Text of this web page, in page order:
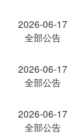
2026-06-17
全部公告
2026-06-17
全部公告
2026-06-17
全部公告